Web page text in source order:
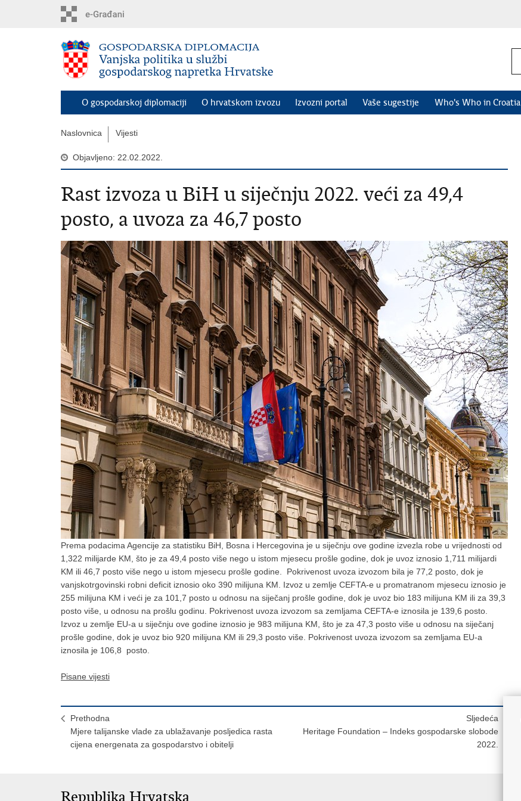
O gospodarskoj diplomaciji O hrvatskom izvozu Izvozni portal Vaše sugestije Who's Who in Croatia
Naslovnica Vijesti
Objavljeno: 22.02.2022.
Rast izvoza u BiH u siječnju 2022. veći za 49,4
posto, a uvoza za 46,7 posto
Prema podacima Agencije za statistiku BiH, Bosna i Hercegovina je u siječnju ove godine izvezla robe u vrijednosti od
1,322 milijarde KM, što je za 49,4 posto više nego u istom mjesecu prošle godine, dok je uvoz iznosio 1,711 milijardi
KM ili 46,7 posto više nego u istom mjesecu prošle godine. Pokrivenost uvoza izvozom bila je 77,2 posto, dok je
vanjskotrgovinski robni deficit iznosio oko 390 milijuna KM. Izvoz u zemlje CEFTA-e u promatranom mjesecu iznosio je
255 milijuna KM i veći je za 101,7 posto u odnosu na siječanj prošle godine, dok je uvoz bio 183 milijuna KM ili za 39,3
posto više, u odnosu na prošlu godinu. Pokrivenost uvoza izvozom sa zemljama CEFTA-e iznosila je 139,6 posto.
Izvoz u zemlje EU-a u siječnju ove godine iznosio je 983 milijuna KM, što je za 47,3 posto više u odnosu na siječanj
prošle godine, dok je uvoz bio 920 milijuna KM ili 29,3 posto više. Pokrivenost uvoza izvozom sa zemljama EU-a
iznosila je 106,8 posto.
Pisane vijesti
Prethodna
Mjere talijanske vlade za ublažavanje posljedica rasta
cijena energenata za gospodarstvo i obitelji
Sljedeća
Heritage Foundation – Indeks gospodarske slobode
2022.
Republika Hrvatska